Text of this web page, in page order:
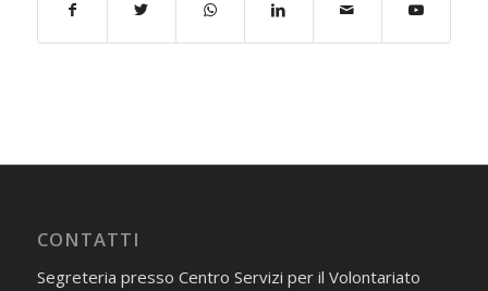
CONTATTI
Segreteria presso Centro Servizi per il Volontariato